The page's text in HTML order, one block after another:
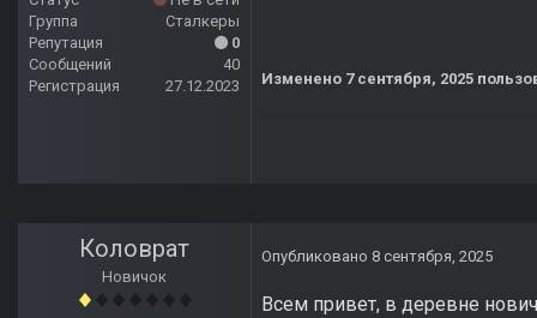
Группа
Сталкеры
Репутация
0
Сообщений
40
Регистрация
27.12.2023 Изменено 7 сентября, 2025
Коловрат
Новичок
Опубликовано 8 сентября, 2025
Всем привет, в деревне